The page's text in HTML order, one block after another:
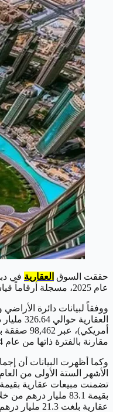
حققت السوق العقارية في
عام 2025، مسجلة أرقاماً قياسية غير مسبوقة في تاريخ الإمارة.
ووفقاً لبيانات دائرة
مقارنة بالفترة ذاتها من عام 2024.
وكما أظهرت البيانات أن
عقارية بلغت 21.3 مليار درهم عبر 4,605 صفقات.